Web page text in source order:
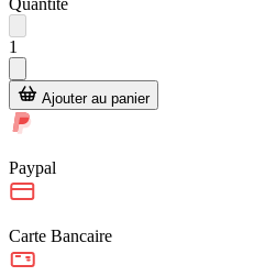
1
Ajouter au panier
Paypal
Carte Bancaire